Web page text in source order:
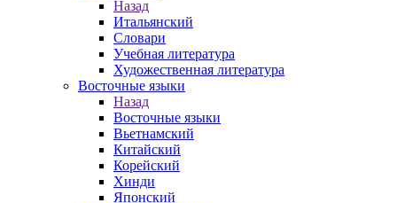
Назад
Итальянский
Словари
Учебная литература
Художественная литература
Восточные языки
Назад
Восточные языки
Вьетнамский
Китайский
Корейский
Хинди
Японский